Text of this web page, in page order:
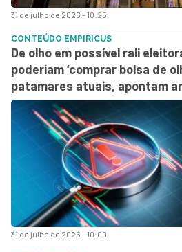
31 de julho de 2026 - 10:25
31 de julho de 2026 - 10:00
CONTEÚDO EMPIRICUS
De olho em possível rali
poderiam ‘comprar bolsa de
patamares atuais, apontam